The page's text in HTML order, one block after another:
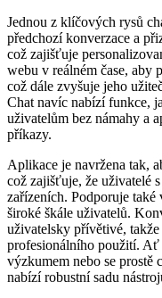
Jednou z klíčových rysů
předchozí konverzace a
což zajišťuje
webu v reálném čase, aby
což dále zvyšuje jeho
Chat navíc nabízí funkce,
uživatelům bez námahy a
příkazy.
Aplikace je navržena tak,
což zajišťuje, že uživatelé
zařízeních. Podporuje také
široké škále uživatelů.
uživatelsky přívětivé,
profesionálního použití. Ať
výzkumem nebo se prostě
nabízí robustní sadu